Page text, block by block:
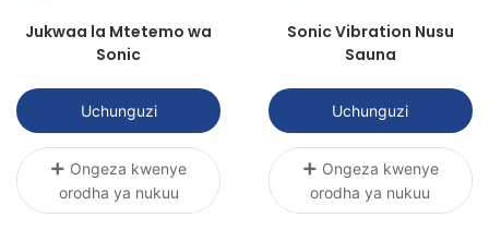
Jukwaa la Mtetemo wa
Sonic
Uchunguzi
Ongeza kwenye
orodha ya nukuu
Sonic Vibration Nusu
Sauna
Uchunguzi
Ongeza kwenye
orodha ya nukuu